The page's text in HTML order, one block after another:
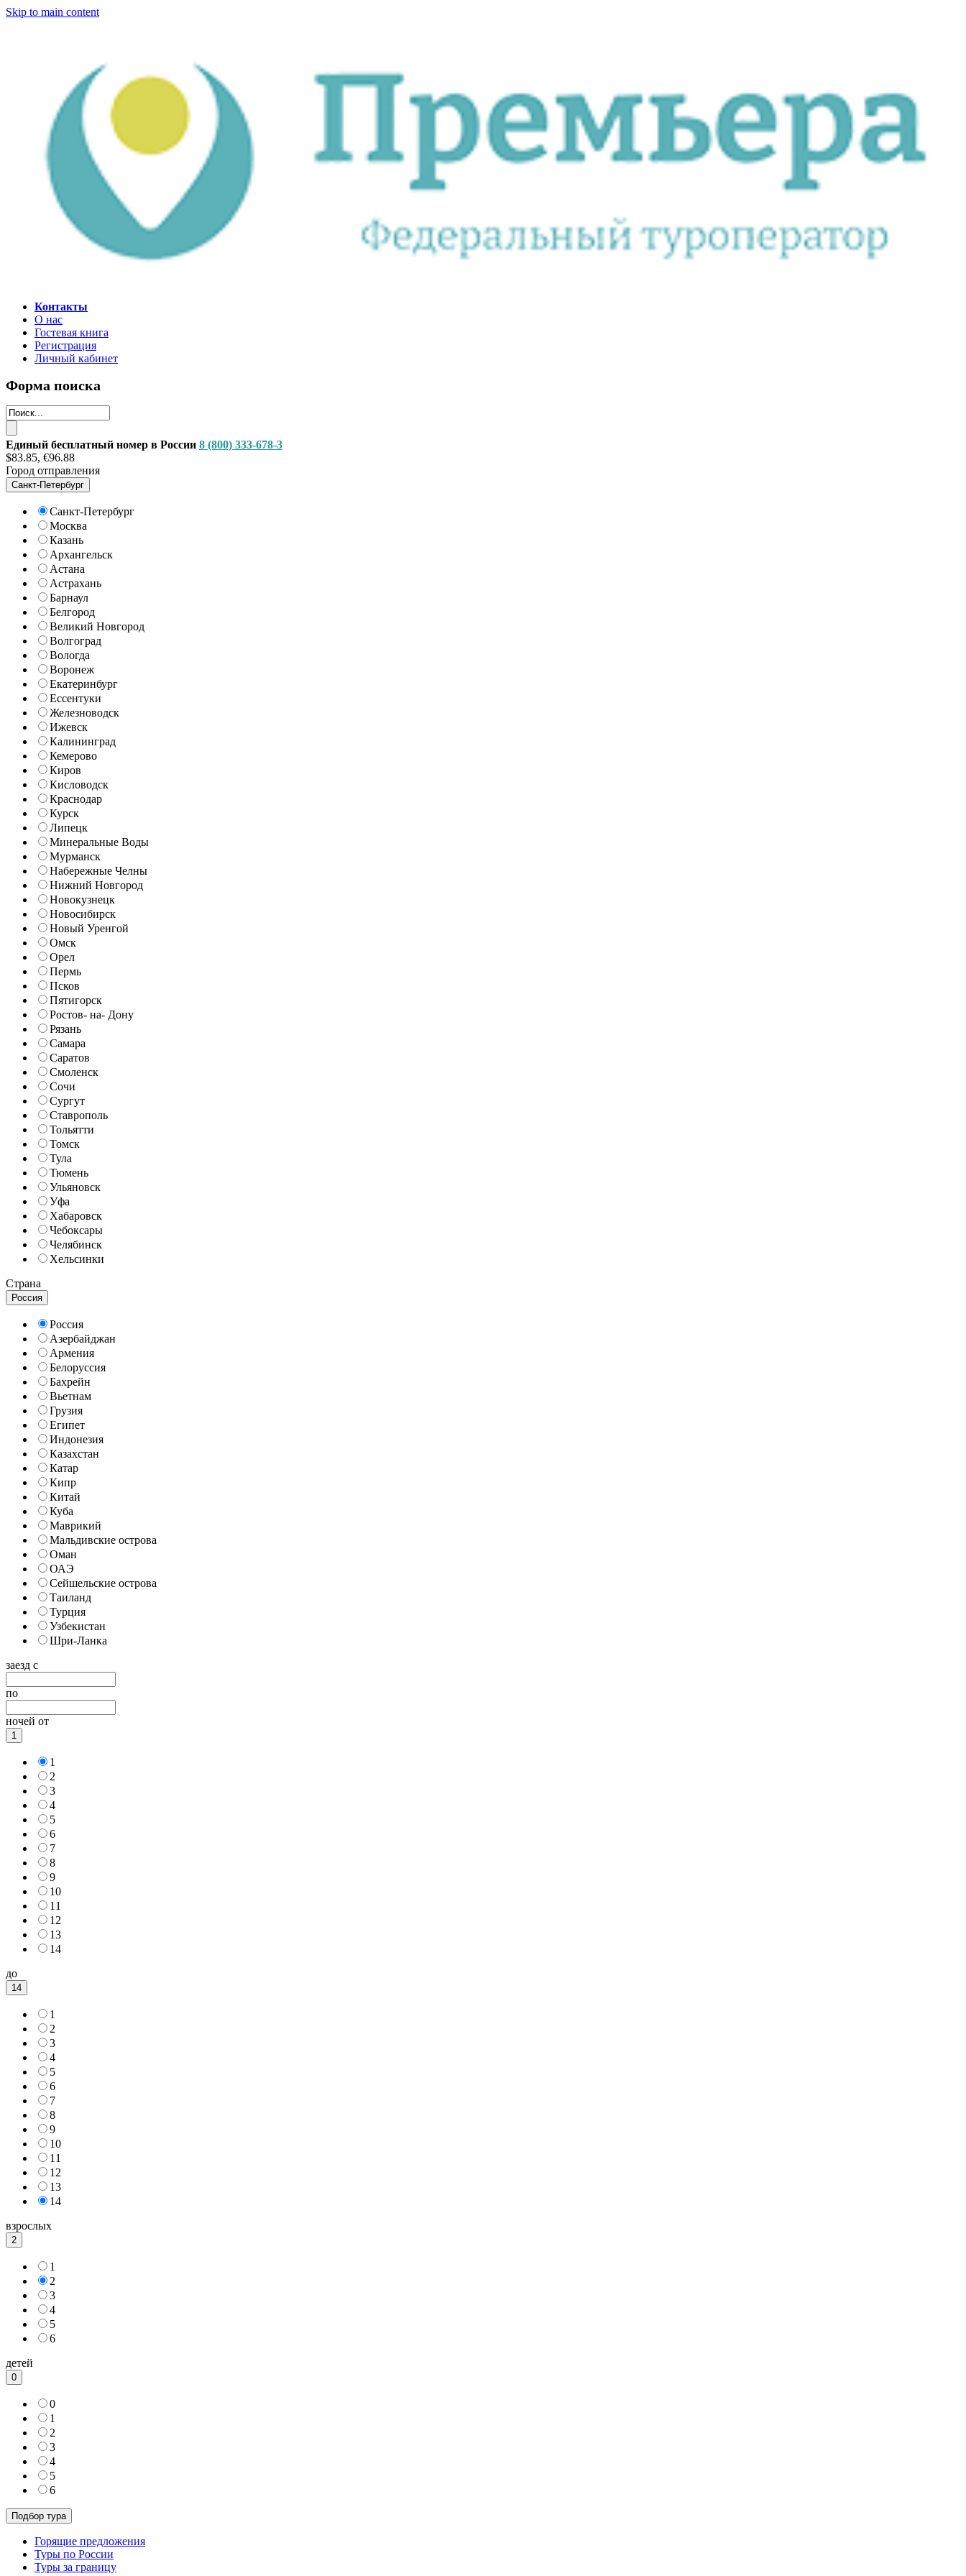
Skip to main content
Контакты
О нас
Гостевая книга
Регистрация
Личный кабинет
Форма поиска
Единый бесплатный номер в России 8 (800) 333-678-3
$83.85, €96.88
Город отправления
Санкт-Петербург
Санкт-Петербург
Москва
Казань
Архангельск
Астана
Астрахань
Барнаул
Белгород
Великий Новгород
Волгоград
Вологда
Воронеж
Екатеринбург
Ессентуки
Железноводск
Ижевск
Калининград
Кемерово
Киров
Кисловодск
Краснодар
Курск
Липецк
Минеральные Воды
Мурманск
Набережные Челны
Нижний Новгород
Новокузнецк
Новосибирск
Новый Уренгой
Омск
Орел
Пермь
Псков
Пятигорск
Ростов- на- Дону
Рязань
Самара
Саратов
Смоленск
Сочи
Сургут
Ставрополь
Тольятти
Томск
Тула
Тюмень
Ульяновск
Уфа
Хабаровск
Чебоксары
Челябинск
Хельсинки
Страна
Россия
Россия
Азербайджан
Армения
Белоруссия
Бахрейн
Вьетнам
Грузия
Египет
Индонезия
Казахстан
Катар
Кипр
Китай
Куба
Маврикий
Мальдивские острова
Оман
ОАЭ
Сейшельские острова
Таиланд
Турция
Узбекистан
Шри-Ланка
заезд с
по
ночей от
1
1
2
3
4
5
6
7
8
9
10
11
12
13
14
до
14
1
2
3
4
5
6
7
8
9
10
11
12
13
14
взрослых
2
1
2
3
4
5
6
детей
0
0
1
2
3
4
5
6
Горящие предложения
Туры по России
Туры за границу